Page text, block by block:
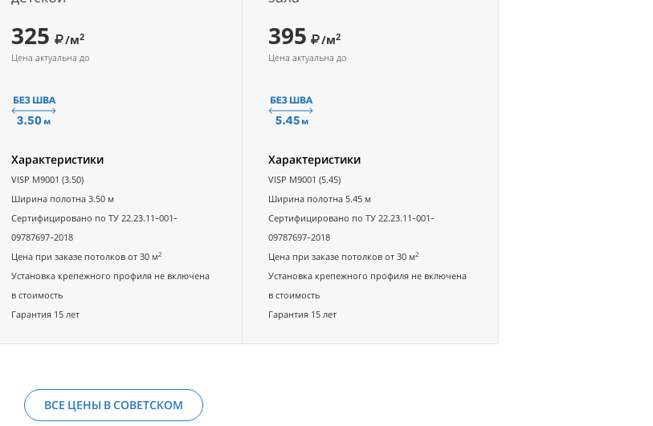
325 /м2
Цена актуальна до
Характеристики
VISP M9001 (3.50)
Ширина полотна 3.50 м
Сертифицировано по ТУ 22.23.11-001-
09787697-2018
Цена при заказе потолков от 30 м2
Установка крепежного профиля не включена
в стоимость
Гарантия 15 лет
395 /м2
Цена актуальна до
Характеристики
VISP M9001 (5.45)
Ширина полотна 5.45 м
Сертифицировано по ТУ 22.23.11-001-
09787697-2018
Цена при заказе потолков от 30 м2
Установка крепежного профиля не включена
в стоимость
Гарантия 15 лет
ВСЕ ЦЕНЫ В СОВЕТСКОМ